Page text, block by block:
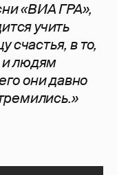
«ВИА ГРА»,
учить
счастья, в то,
и людям
они давно